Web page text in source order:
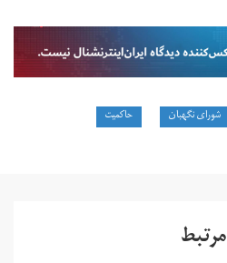
شورای نگهبان حاکمیت
مرتبط